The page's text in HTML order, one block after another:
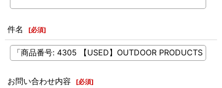
件名 [必須]
お問い合わせ内容 [必須]